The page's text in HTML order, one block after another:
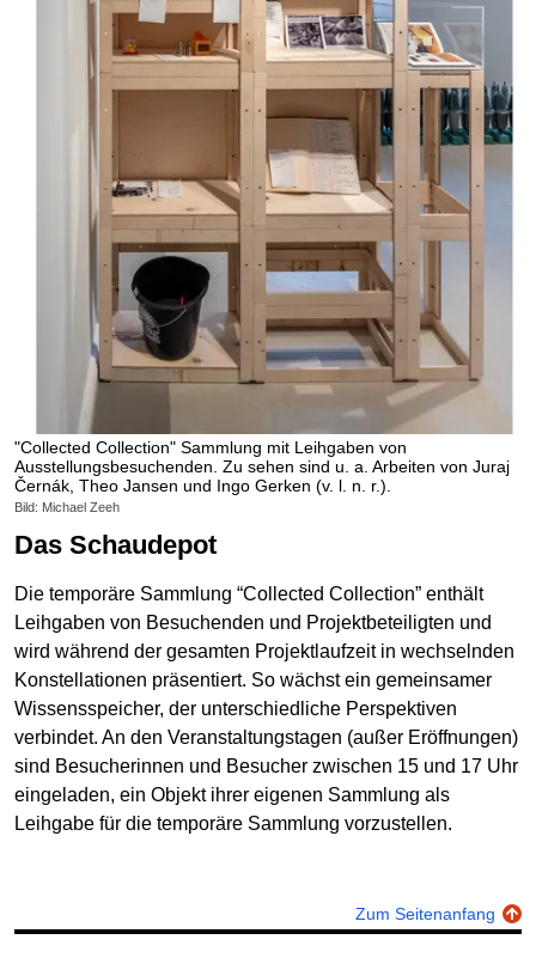
"Collected Collection" Sammlung mit Leihgaben von
Ausstellungsbesuchenden. Zu sehen sind u. a. Arbeiten von Juraj
Černák, Theo Jansen und Ingo Gerken (v. l. n. r.).
Bild: Michael Zeeh
Das Schaudepot
Die temporäre Sammlung “Collected Collection” enthält
Leihgaben von Besuchenden und Projektbeteiligten und
wird während der gesamten Projektlaufzeit in wechselnden
Konstellationen präsentiert. So wächst ein gemeinsamer
Wissensspeicher, der unterschiedliche Perspektiven
verbindet. An den Veranstaltungstagen (außer Eröffnungen)
sind Besucherinnen und Besucher zwischen 15 und 17 Uhr
eingeladen, ein Objekt ihrer eigenen Sammlung als
Leihgabe für die temporäre Sammlung vorzustellen.
Zum Seitenanfang